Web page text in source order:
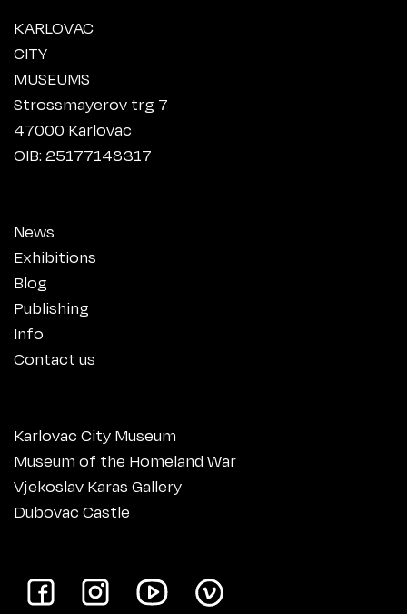
KARLOVAC
CITY
MUSEUMS
Strossmayerov trg 7
47000 Karlovac
OIB: 25177148317
News
Exhibitions
Blog
Publishing
Info
Contact us
Karlovac City Museum
Museum of the Homeland War
Vjekoslav Karas Gallery
Dubovac Castle